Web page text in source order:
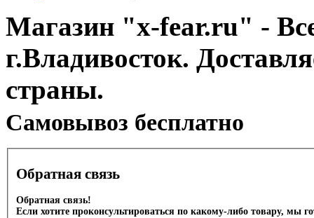
Магазин "x-fear.ru" -
г.Владивосток.
страны.
Cамовывоз бесплатно
Обратная связь
Обратная связь!
Если хотите проконсультироваться по какому-либо товару, мы